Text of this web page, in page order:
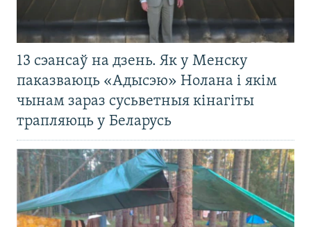
13 сэансаў на дзень. Як у Менску
паказваюць «Адысэю» Нолана і якім
чынам зараз сусьветныя кінагіты
трапляюць у Беларусь